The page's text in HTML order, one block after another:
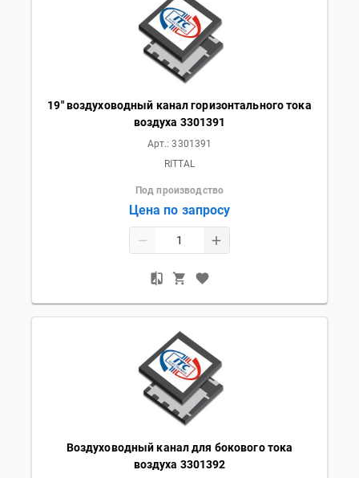
19" воздуховодный канал горизонтального тока
воздуха 3301391
Арт.:3301391
RITTAL
Под производство
Цена по запросу
Воздуховодный канал для бокового тока
воздуха 3301392